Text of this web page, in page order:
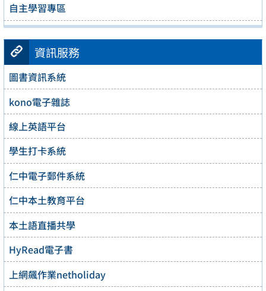
自主學習專區
資訊服務
圖書資訊系統
kono電子雜誌
線上英語平台
學生打卡系統
仁中電子郵件系統
仁中本土教育平台
本土語直播共學
HyRead電子書
上網飆作業netholiday